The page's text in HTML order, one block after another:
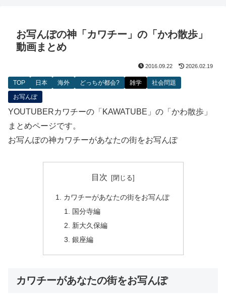
お写んぽの神「カワチー」の「かわ散歩」
動画まとめ
2016.09.22 2026.02.19
TOP 日本 海外 どっちが都会? 雑学 社会問題
お写んぽ
YOUTUBERカワチーの「KAWATUBE」の「かわ散歩」
まとめページです。
お写んぽの神カワチーがあなたの街をお写んぽ
目次
カワチーがあなたの街をお写んぽ
国分寺編
新大久保編
銀座編
カワチーがあなたの街をお写んぽ